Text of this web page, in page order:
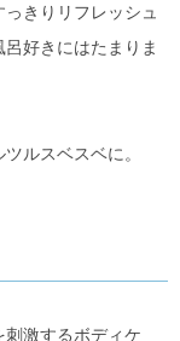
きりリフレッシュ
好きにはたまりま
ルスベスベに。
激するボディケ